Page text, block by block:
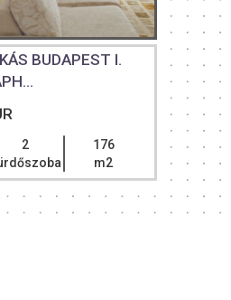
BUDAPEST I.
2
176
m2